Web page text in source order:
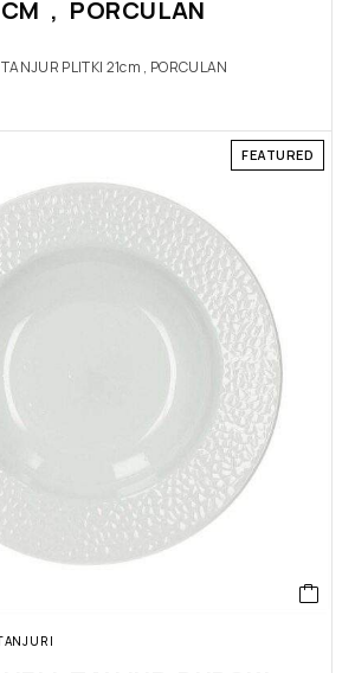
, PORCULAN
PLITKI 21cm , PORCULAN
FEATURED